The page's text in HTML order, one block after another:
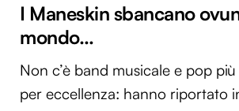
I Maneskin sbancano
mondo…
Non c’è band musicale e pop più
per eccellenza: hanno riportato